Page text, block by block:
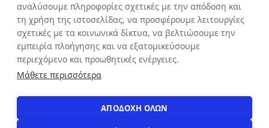
Κυριακή: ΚΛΕΙΣΤΑ
ΕΠΙΚΟΙΝΩΝΙΑ
αναλύσουμε πληροφορίες σχετικές με την απόδοση και
τη χρήση της ιστοσελίδας, να προσφέρουμε λειτουργίες
σχετικές με τα κοινωνικά δίκτυα, να βελτιώσουμε την
εμπειρία πλοήγησης και να εξατομικεύσουμε
περιεχόμενο και προωθητικές ενέργειες.
Μάθετε περισσότερα
ΑΠΟΔΟΧΗ ΟΛΩΝ